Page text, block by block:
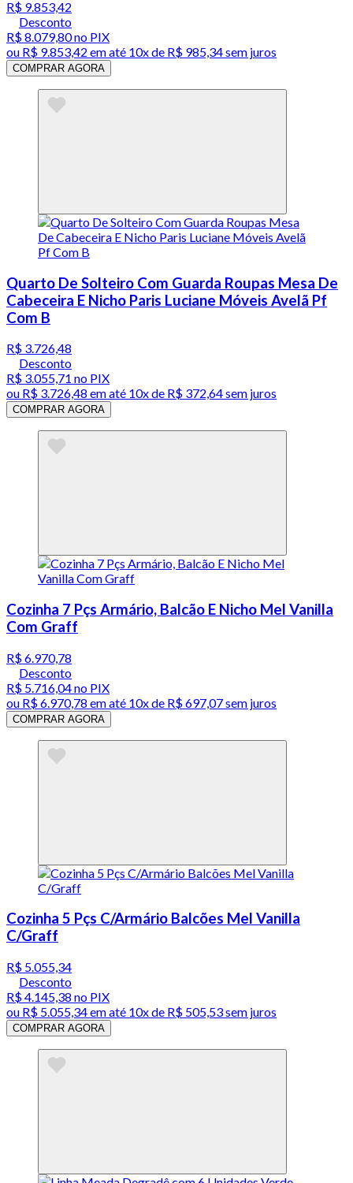
R$ 9.853,42
Desconto
R$ 8.079,80no PIX
ou R$ 9.853,42 em até 10x de R$ 985,34 sem juros
COMPRAR AGORA
Quarto De Solteiro Com Guarda Roupas Mesa De
Cabeceira E Nicho Paris Luciane Móveis Avelã Pf
Com B
R$ 3.726,48
Desconto
R$ 3.055,71 no PIX
ou R$ 3.726,48 em até 10x de R$ 372,64 sem juros
COMPRAR AGORA
Cozinha 7 Pçs Armário, Balcão E Nicho Mel Vanilla
Com Graff
R$ 6.970,78
Desconto
R$ 5.716,04no PIX
ou R$ 6.970,78 em até 10x de R$ 697,07 sem juros
COMPRAR AGORA
Cozinha 5 Pçs C/Armário Balcões Mel Vanilla
C/Graff
R$ 5.055,34
Desconto
R$ 4.145,38 no PIX
ou R$ 5.055,34em até 10x de R$ 505,53 sem juros
COMPRAR AGORA